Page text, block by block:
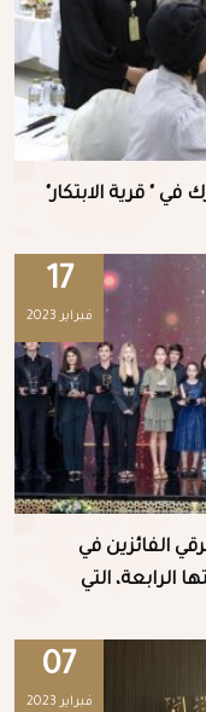
في " قرية الابتكار"
17
فبراير 2023
الفائزين في
الرابعة، التي
07
فبراير 2023